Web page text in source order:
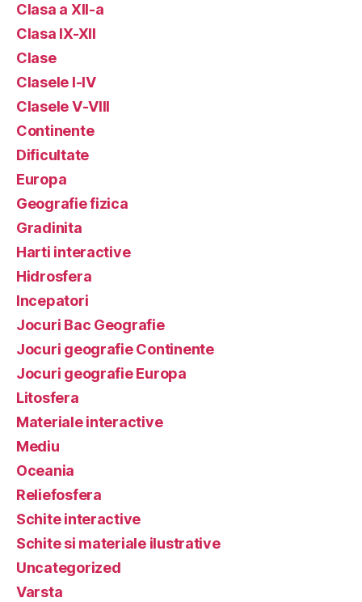
Clasa a XII-a
Clasa IX-XII
Clase
Clasele I-IV
Clasele V-VIII
Continente
Dificultate
Europa
Geografie fizica
Gradinita
Harti interactive
Hidrosfera
Incepatori
Jocuri Bac Geografie
Jocuri geografie Continente
Jocuri geografie Europa
Litosfera
Materiale interactive
Mediu
Oceania
Reliefosfera
Schite interactive
Schite si materiale ilustrative
Uncategorized
Varsta